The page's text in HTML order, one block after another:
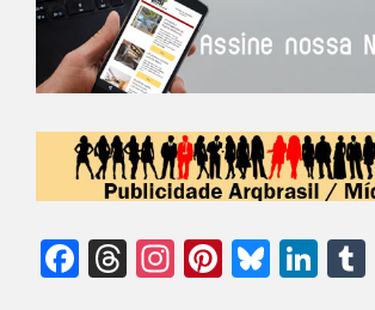
Facebook
Threads
Instagram